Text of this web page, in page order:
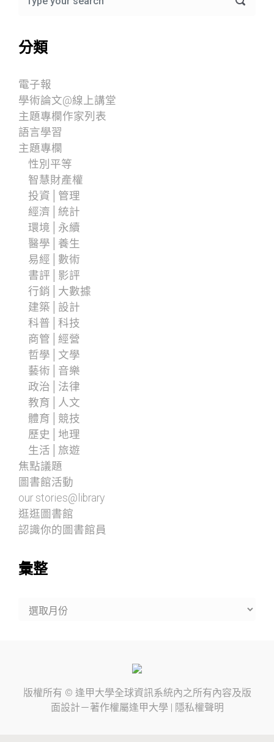
分類
電子報
學術論文@線上講堂
主題專欄作家列表
語言學習
主題專欄
性別平等
智慧財產權
投資│管理
經濟│統計
環境│永續
醫學│養生
易經│數術
書評│影評
行銷│大數據
建築│設計
科普│科技
商管│經營
哲學│文學
藝術│音樂
政治│法律
教育│人文
體育│競技
歷史│地理
生活│旅遊
焦點議題
圖書館活動
our stories@library
逛逛圖書館
認識你的圖書館員
彙整
版權所有 © 逢甲大學全球資訊系統內之所有內容及版
面設計－著作權屬逢甲大學 | 隱私權聲明